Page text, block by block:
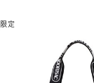
限定